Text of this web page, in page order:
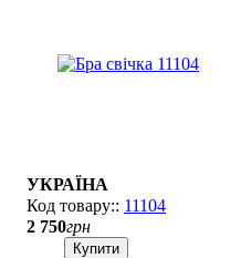
УКРАЇНА
11104
2 750грн
Купити